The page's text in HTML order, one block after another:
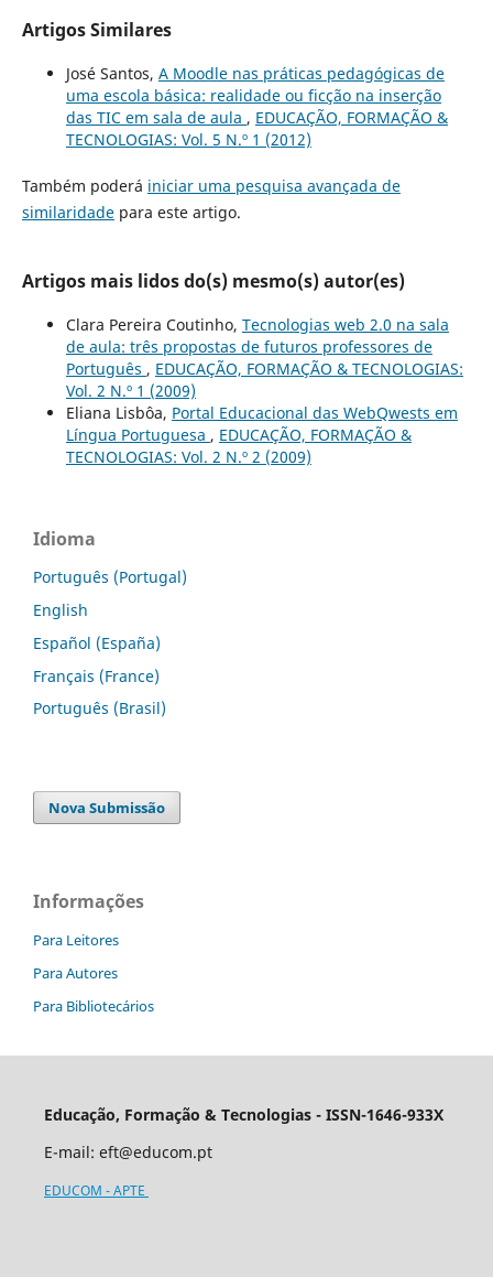
Artigos Similares
José Santos, A Moodle nas práticas pedagógicas de
uma escola básica: realidade ou ficção na inserção
das TIC em sala de aula , EDUCAÇÃO, FORMAÇÃO &
TECNOLOGIAS: Vol. 5 N.º 1 (2012)
Também poderá iniciar uma pesquisa avançada de
similaridadepara este artigo.
Artigos mais lidos do(s) mesmo(s) autor(es)
Clara Pereira Coutinho, Tecnologias web 2.0 na sala
de aula: três propostas de futuros professores de
Português , EDUCAÇÃO, FORMAÇÃO & TECNOLOGIAS:
Vol. 2 N.º 1 (2009)
Eliana Lisbôa, Portal Educacional das WebQwests em
Língua Portuguesa , EDUCAÇÃO, FORMAÇÃO &
TECNOLOGIAS: Vol. 2 N.º 2 (2009)
Idioma
Português (Portugal)
English
Español (España)
Français (France)
Português (Brasil)
Nova Submissão
Informações
Para Leitores
Para Autores
Para Bibliotecários
Educação, Formação & Tecnologias - ISSN-1646-933X
E-mail: eft@educom.pt
EDUCOM - APTE